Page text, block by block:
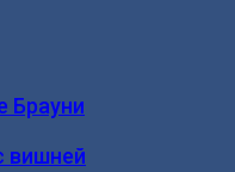
Брауни
вишней